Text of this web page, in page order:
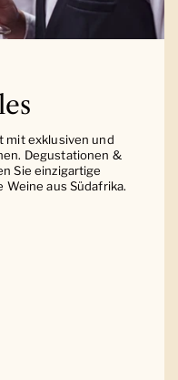
mit exklusiven und
Degustationen &
Sie einzigartige
Weine aus Südafrika.